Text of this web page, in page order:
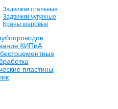
Задвижки стальные
Задвижки чугунные
Краны шаровые
КИПиА
пластины